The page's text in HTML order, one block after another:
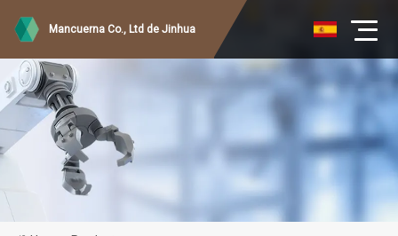
Mancuerna Co., Ltd de Jinhua